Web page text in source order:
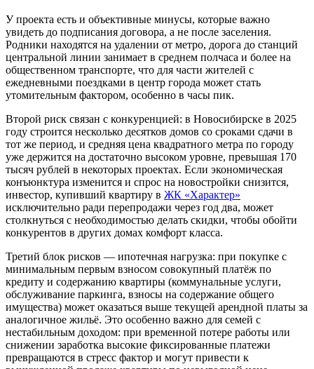
У проекта есть и объективные минусы, которые важно
увидеть до подписания договора, а не после заселения.
Родники находятся на удалении от метро, дорога до станций
центральной линии занимает в среднем полчаса и более на
общественном транспорте, что для части жителей с
ежедневными поездками в центр города может стать
утомительным фактором, особенно в часы пик.
Второй риск связан с конкуренцией: в Новосибирске в 2025
году строится несколько десятков домов со сроками сдачи в
тот же период, и средняя цена квадратного метра по городу
уже держится на достаточно высоком уровне, превышая 170
тысяч рублей в некоторых проектах. Если экономическая
конъюнктура изменится и спрос на новостройки снизится,
инвестор, купивший квартиру в ЖК «Характер»
исключительно ради перепродажи через год два, может
столкнуться с необходимостью делать скидки, чтобы обойти
конкурентов в других домах комфорт класса.
Третий блок рисков — ипотечная нагрузка: при покупке с
минимальным первым взносом совокупный платёж по
кредиту и содержанию квартиры (коммунальные услуги,
обслуживание паркинга, взносы на содержание общего
имущества) может оказаться выше текущей арендной платы за
аналогичное жильё. Это особенно важно для семей с
нестабильным доходом: при временной потере работы или
снижении заработка высокие фиксированные платежи
превращаются в стресс фактор и могут привести к